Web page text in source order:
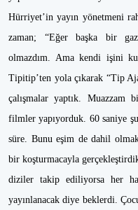
Hürriyet’in yayın yönetmeni
zaman; “Eğer başka bir
olmazdım. Ama kendi işini
Tipitip’ten yola çıkarak “Tip
çalışmalar yaptık.
filmler yapıyorduk. 60 saniye
süre. Bunu eşim de dahil
bir koşturmacayla
diziler takip ediliyorsa her
yayınlanacak diye beklerdi.